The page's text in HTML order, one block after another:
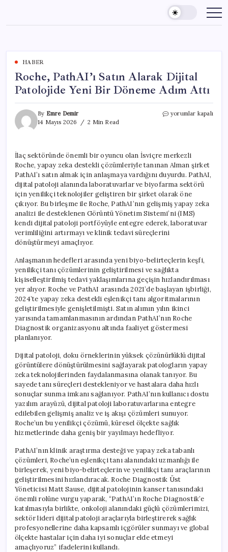
content
HABER
Roche, PathAI’ı Satın Alarak Dijital
Patolojide Yeni Bir Döneme Adım Attı
By Emre Demir
14 Mayıs 2026
2 Min Read
Roche,
Patolojide
Yeni
Bir
Döneme
Adım
için
yorumlar kapalı
İlaç sektöründe önemli bir oyuncu olan İsviçre merkezli
Roche, yapay zeka destekli çözümleriyle tanınan Alman şirket
PathAI’ı satın almak için anlaşmaya vardığını duyurdu. PathAI,
dijital patoloji alanında laboratuvarlar ve biyofarma sektörü
için yenilikçi teknolojiler geliştiren bir şirket olarak öne
çıkıyor. Bu birleşme ile Roche, PathAI’nın gelişmiş yapay zeka
analizi ile desteklenen Görüntü Yönetim Sistemi’ni (IMS)
kendi dijital patoloji portföyüyle entegre ederek, laboratuvar
verimliliğini artırmayı ve klinik tedavi süreçlerini
dönüştürmeyi amaçlıyor.
Anlaşmanın hedefleri arasında yeni biyo-belirteçlerin keşfi,
yenilikçi tanı çözümlerinin geliştirilmesi ve sağlıkta
kişiselleştirilmiş tedavi yaklaşımlarına geçişin hızlandırılması
yer alıyor. Roche ve PathAI arasında 2021’de başlayan işbirliği,
2024’te yapay zeka destekli eşlenikçi tanı algoritmalarının
geliştirilmesiyle genişletilmişti. Satın alımın yılın ikinci
yarısında tamamlanmasının ardından PathAI’nın Roche
Diagnostik organizasyonu altında faaliyet göstermesi
planlanıyor.
Dijital patoloji, doku örneklerinin yüksek çözünürlüklü dijital
görüntülere dönüştürülmesini sağlayarak patologların yapay
zeka teknolojilerinden faydalanmasına olanak tanıyor. Bu
sayede tanı süreçleri destekleniyor ve hastalara daha hızlı
sonuçlar sunma imkanı sağlanıyor. PathAI’nın kullanıcı dostu
yazılım arayüzü, dijital patoloji laboratuvarlarına entegre
edilebilen gelişmiş analiz ve iş akışı çözümleri sunuyor.
Roche’un bu yenilikçi çözümü, küresel ölçekte sağlık
hizmetlerinde daha geniş bir yayılmayı hedefliyor.
PathAI’nın klinik araştırma desteği ve yapay zeka tabanlı
çözümleri, Roche’un eşlenikçi tanı alanındaki uzmanlığı ile
birleşerek, yeni biyo-belirteçlerin ve yenilikçi tanı araçlarının
geliştirilmesini hızlandıracak. Roche Diagnostik Üst
Yöneticisi Matt Sause, dijital patolojinin kanser tanısındaki
önemli rolüne vurgu yaparak, “PathAI’ın Roche Diagnostik’e
katılmasıyla birlikte, onkoloji alanındaki güçlü çözümlerimizi,
sektör lideri dijital patoloji araçlarıyla birleştirerek sağlık
profesyonellerine daha kapsamlı içgörüler sunmayı ve global
ölçekte hastalar için daha iyi sonuçlar elde etmeyi
amaçlıyoruz” ifadelerini kullandı.